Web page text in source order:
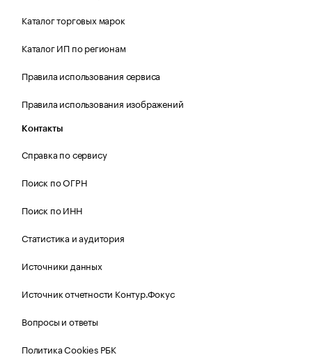
Каталог торговых марок
Каталог ИП по регионам
Правила использования сервиса
Правила использования изображений
Контакты
Справка по сервису
Поиск по ОГРН
Поиск по ИНН
Статистика и аудитория
Источники данных
Источник отчетности Контур.Фокус
Вопросы и ответы
Политика Cookies РБК